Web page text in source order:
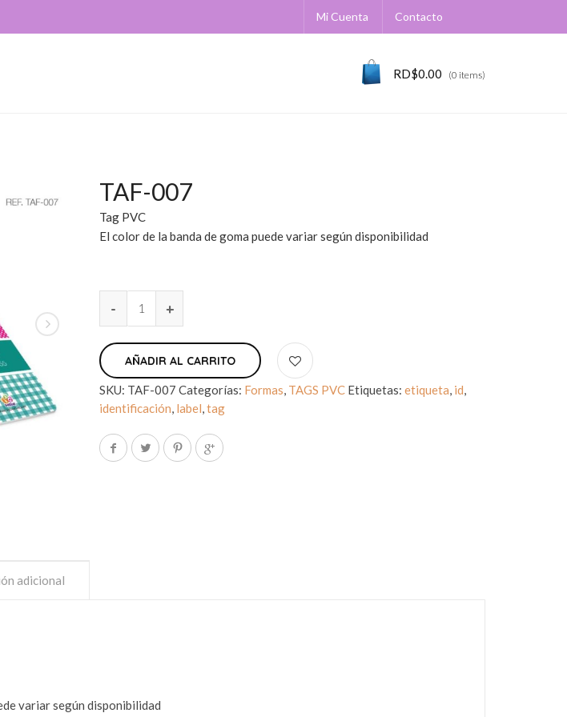
Mi Cuenta Contacto
RD$0.00 (0 items)
TAF-007
Tag PVC
El color de la banda de goma puede variar según disponibilidad
AÑADIR AL CARRITO
SKU: TAF-007 Categorías: Formas, TAGS PVC Etiquetas:etiqueta, id,
identificación, label,tag
adicional
variar según disponibilidad